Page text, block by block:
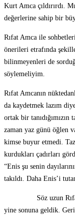
Kurt Amca çıldırırdı.
değerlerine sahip bir
Rıfat Amca ile
önerileri etrafında
bilinmeyenleri de
söylemeliyim.
Rıfat Amcanın
da kaydetmek lazım
ortak bir
zaman yaz günü öğlen
kimse buyur etmedi.
kurdukları çadırları
“Enis şu senin
takıldı. Daha Enis’i
Söz uzun Rıfat
yine sonuna geldik.